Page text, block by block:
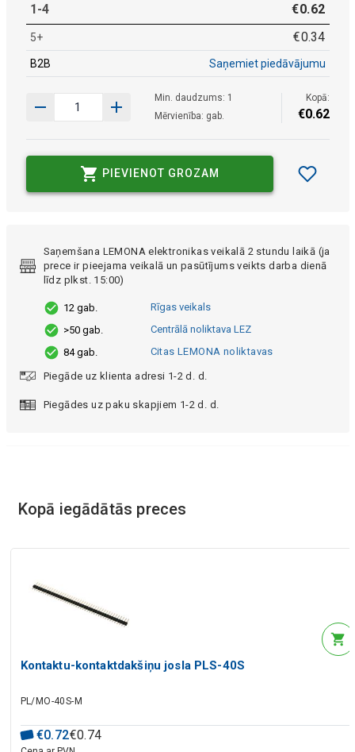
1-4 €0.62
5+ €0.34
B2B Saņemiet piedāvājumu
Min. daudzums: 1
Mērvienība: gab.
Kopā:
€0.62
PIEVIENOT GROZAM
Saņemšana LEMONA elektronikas veikalā 2 stundu laikā (ja
prece ir pieejama veikalā un pasūtījums veikts darba dienā
līdz plkst. 15:00)
12 gab.
Rīgas veikals
>50 gab.
Centrālā noliktava LEZ
84 gab.
Citas LEMONA noliktavas
Piegāde uz klienta adresi 1-2 d. d.
Piegādes uz paku skapjiem 1-2 d. d.
Kopā iegādātās preces
Kontaktu-kontaktdakšiņu josla PLS-40S
PL/MO-40S-M
€0.72€0.74